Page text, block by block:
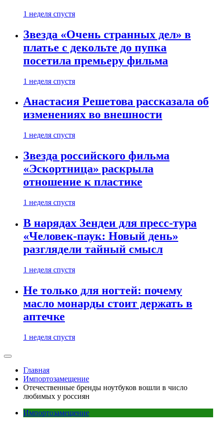
1 неделя спустя
Звезда «Очень странных дел» в
платье с декольте до пупка
посетила премьеру фильма
1 неделя спустя
Анастасия Решетова рассказала об
изменениях во внешности
1 неделя спустя
Звезда российского фильма
«Эскортница» раскрыла
отношение к пластике
1 неделя спустя
В нарядах Зендеи для пресс-тура
«Человек-паук: Новый день»
разглядели тайный смысл
1 неделя спустя
Не только для ногтей: почему
масло монарды стоит держать в
аптечке
1 неделя спустя
Главная
Импортозамещение
Отечественные бренды ноутбуков вошли в число
любимых у россиян
Импортозамещение